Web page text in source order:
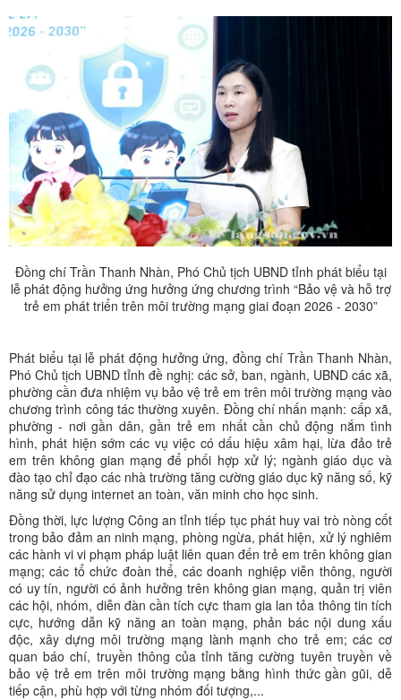
Đồng chí Trần Thanh Nhàn, Phó Chủ tịch UBND tỉnh phát biểu tại
lễ phát động hưởng ứng hưởng ứng chương trình “Bảo vệ và hỗ trợ
trẻ em phát triển trên môi trường mạng giai đoạn 2026 - 2030”
Phát biểu tại lễ phát động hưởng ứng, đồng chí Trần Thanh Nhàn,
Phó Chủ tịch UBND tỉnh đề nghị: các sở, ban, ngành, UBND các xã,
phường cần đưa nhiệm vụ bảo vệ trẻ em trên môi trường mạng vào
chương trình công tác thường xuyên. Đồng chí nhấn mạnh: cấp xã,
phường - nơi gần dân, gần trẻ em nhất cần chủ động nắm tình
hình, phát hiện sớm các vụ việc có dấu hiệu xâm hại, lừa đảo trẻ
em trên không gian mạng để phối hợp xử lý; ngành giáo dục và
đào tạo chỉ đạo các nhà trường tăng cường giáo dục kỹ năng số, kỹ
năng sử dụng internet an toàn, văn minh cho học sinh.
Đồng thời, lực lượng Công an tỉnh tiếp tục phát huy vai trò nòng cốt
trong bảo đảm an ninh mạng, phòng ngừa, phát hiện, xử lý nghiêm
các hành vi vi phạm pháp luật liên quan đến trẻ em trên không gian
mạng; các tổ chức đoàn thể, các doanh nghiệp viễn thông, người
có uy tín, người có ảnh hưởng trên không gian mạng, quản trị viên
các hội, nhóm, diễn đàn cần tích cực tham gia lan tỏa thông tin tích
cực, hướng dẫn kỹ năng an toàn mạng, phản bác nội dung xấu
độc, xây dựng môi trường mạng lành mạnh cho trẻ em; các cơ
quan báo chí, truyền thông của tỉnh tăng cường tuyên truyền về
bảo vệ trẻ em trên môi trường mạng bằng hình thức gần gũi, dễ
tiếp cận, phù hợp với từng nhóm đối tượng,...